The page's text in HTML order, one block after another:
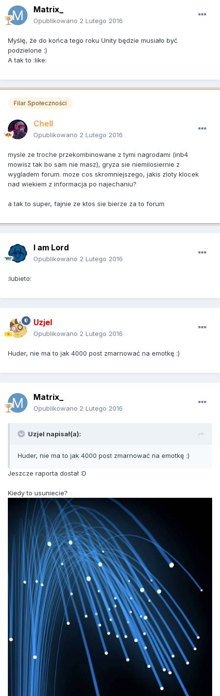
Matrix_
Opublikowano 2 Lutego 2016
Myślę, że do końca tego roku Unity będzie musiało być
podzielone :)
A tak to :like:
Filar Społeczności
Chell
Opublikowano 2 Lutego 2016
mysle ze troche przekombinowane z tymi nagrodami (inb4
mowisz tak bo sam nie masz), gryza sie niemilosiernie z
wygladem forum. moze cos skromniejszego, jakis zloty klocek
nad wiekiem z informacja po najechaniu?
a tak to super, fajnie ze ktos sie bierze za to forum
I am Lord
Opublikowano 2 Lutego 2016
:lubieto:
Uzjel
Opublikowano 2 Lutego 2016
Huder, nie ma to jak 4000 post zmarnować na emotkę :)
Matrix_
Opublikowano 2 Lutego 2016
Uzjel napisał(a):
Huder, nie ma to jak 4000 post zmarnować na emotkę :)
Jeszcze raporta dostał :D
Kiedy to usuniecie?